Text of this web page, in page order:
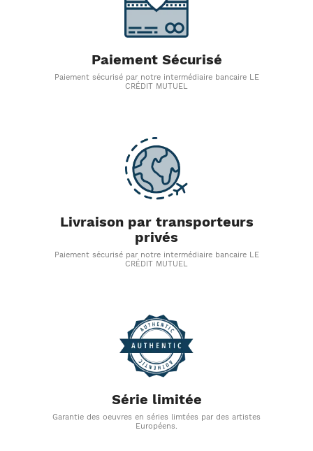
Paiement Sécurisé
Paiement sécurisé par notre intermédiaire bancaire LE
CRÉDIT MUTUEL
Livraison par transporteurs
privés
Paiement sécurisé par notre intermédiaire bancaire LE
CRÉDIT MUTUEL
Série limitée
Garantie des oeuvres en séries limtées par des artistes
Européens.